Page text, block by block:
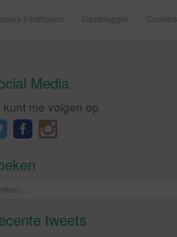
Eindhoven Gastblogger Cookies
Media
kunt me volgen op
tweets
Klik om marketing cookies te